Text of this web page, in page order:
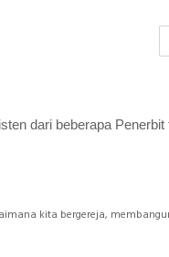
dari beberapa Penerbit
kita bergereja,